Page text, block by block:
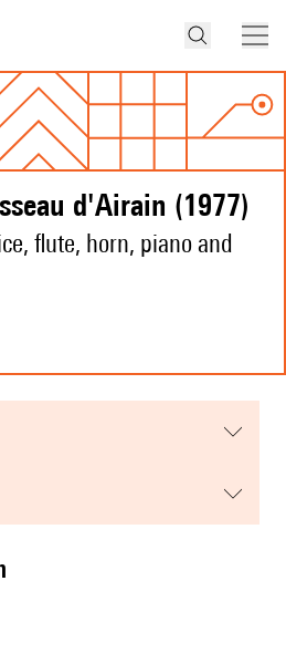
d'Airain (1977)
flute, horn, piano and